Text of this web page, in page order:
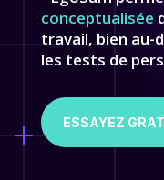
conceptualisée
travail, bien au-
les tests de
ESSAYEZ